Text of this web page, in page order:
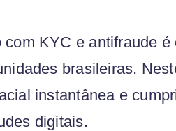
KYC e antifraude é
brasileiras.
instantânea e
digitais.